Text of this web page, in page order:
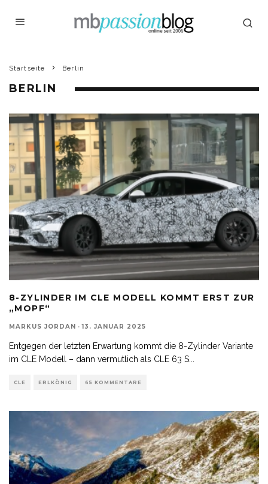
Startseite Berlin
BERLIN
8-ZYLINDER IM CLE MODELL KOMMT ERST ZUR
„MOPF“
MARKUS JORDAN · 13. JANUAR 2025
Entgegen der letzten Erwartung kommt die 8-Zylinder Variante
im CLE Modell – dann vermutlich als CLE 63 S
CLE ERLKÖNIG 65 KOMMENTARE